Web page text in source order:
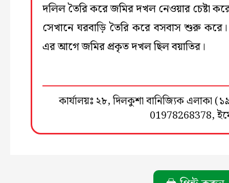
দলিল তৈরি করে জমির দখল নেওয়ার চেষ্টা
সেখানে ঘরবাড়ি তৈরি করে বসবাস শুরু
এর আগে জমির প্রকৃত দখল ছিল বয়াতির।
কার্যালয়ঃ ২৮, দিলকুশা বানিজ্যিক
01978268378,